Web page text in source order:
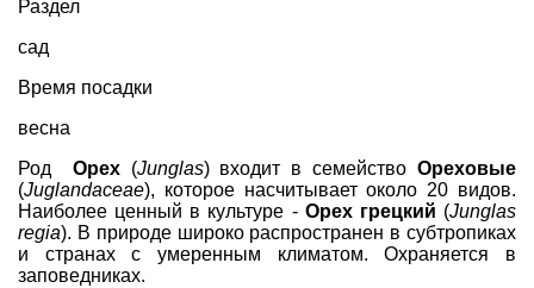
Раздел
сад
Время посадки
весна
Род Орех (Junglas) входит в семействоОреховые
(Juglandaceae), которое насчитывает около 20 видов.
Наиболее ценный в культуре - Орех грецкий (Junglas
regia). В природе широко распространен в субтропиках
и странах с умеренным климатом. Охраняется в
заповедниках.